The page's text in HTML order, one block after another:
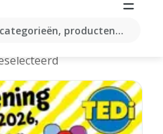
producten...